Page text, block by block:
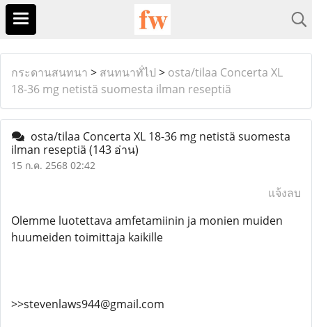
กระดานสนทนา > สนทนาทั่ไป > osta/tilaa Concerta XL
18-36 mg netistä suomesta ilman reseptiä
osta/tilaa Concerta XL 18-36 mg netistä suomesta
ilman reseptiä (143 อ่าน)
15 ก.ค. 2568 02:42
แจ้งลบ
Olemme luotettava amfetamiinin ja monien muiden
huumeiden toimittaja kaikille
>>stevenlaws944@gmail.com